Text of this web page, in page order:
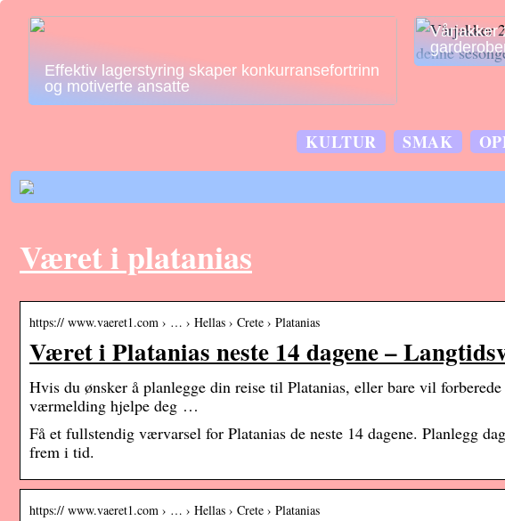
Effektiv lagerstyring skaper konkurransefortrinn
og motiverte ansatte
Vårjakker
KULTUR SMAK
Været i platanias
https:// www.vaeret1.com › … › Hellas › Crete › Platanias
Været i Platanias neste 14 dagene –
Hvis du ønsker å planlegge din reise til Platanias, eller bare vil
værmelding hjelpe deg …
Få et fullstendig værvarsel for Platanias de neste 14 dagene. Planlegg
frem i tid.
https:// www.vaeret1.com › … › Hellas › Crete › Platanias